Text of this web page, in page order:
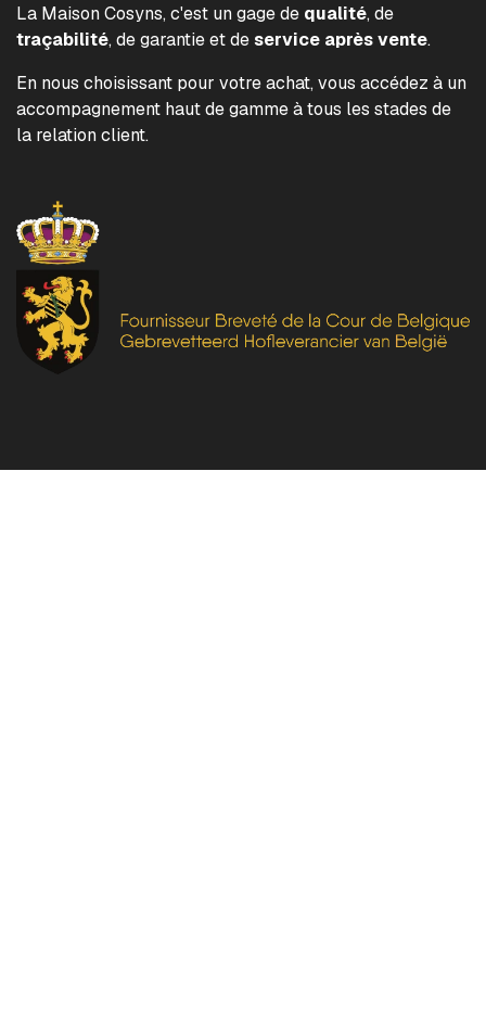
La Maison Cosyns, c'est un gage de qualité, de
traçabilité, de garantie et deservice après vente.
En nous choisissant pour votre achat, vous accédez à un
accompagnement haut de gamme à tous les stades de
la relation client.